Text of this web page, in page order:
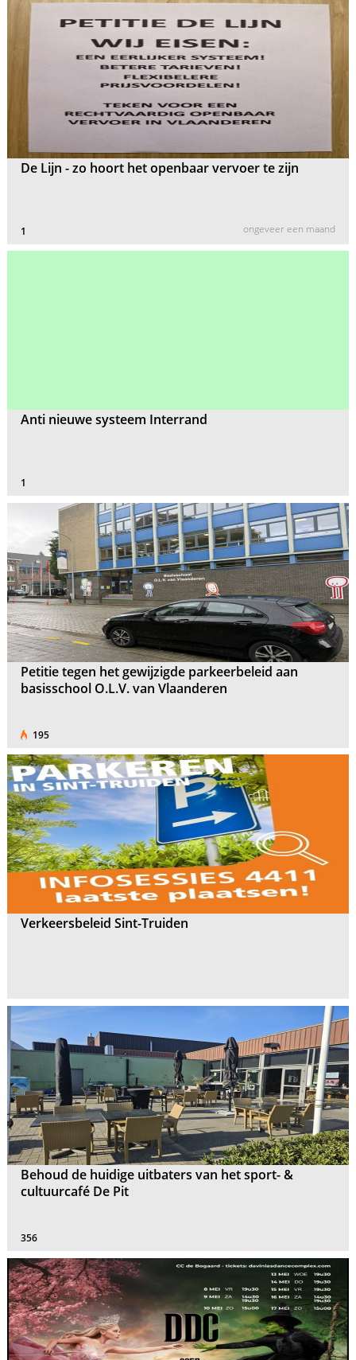
De Lijn - zo hoort het openbaar vervoer te zijn
1 ongeveer een maand
Anti nieuwe systeem Interrand
1
Petitie tegen het gewijzigde parkeerbeleid aan
basisschool O.L.V. van Vlaanderen
195
Verkeersbeleid Sint-Truiden
Behoud de huidige uitbaters van het sport- &
cultuurcafé De Pit
356